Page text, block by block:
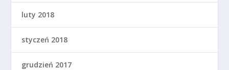
luty 2018
styczeń 2018
grudzień 2017